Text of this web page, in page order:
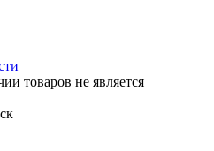
товаров не является